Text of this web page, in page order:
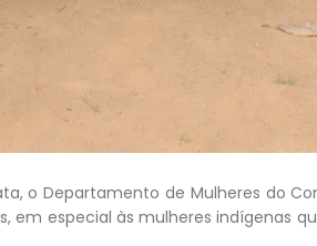
o Departamento de Mulheres do
em especial às mulheres indígenas